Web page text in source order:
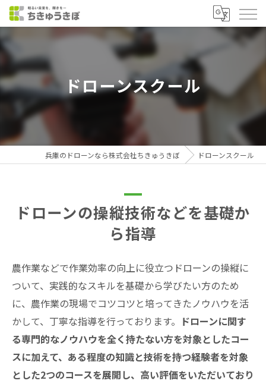
ドローンスクール
兵庫のドローンなら株式会社ちきゅうきぼ ドローンスクール
ドローンの操縦技術などを基礎か
ら指導
農作業などで作業効率の向上に役立つドローンの操縦に
ついて、実践的なスキルを基礎から学びたい方のため
に、農作業の現場でコツコツと培ってきたノウハウを活
かして、丁寧な指導を行っております。 ドローンに関す
る専門的なノウハウを全く持たない方を対象としたコー
スに加えて、ある程度の知識と技術を持つ経験者を対象
とした2つのコースを展開し、高い評価をいただいており